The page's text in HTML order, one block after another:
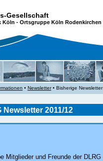
Gesellschaft
Köln - Ortsgruppe Köln Rodenkirchen
• Newsletter• Bisherige Newsletter
Newsletter 2011/12
Mitglieder und Freunde der